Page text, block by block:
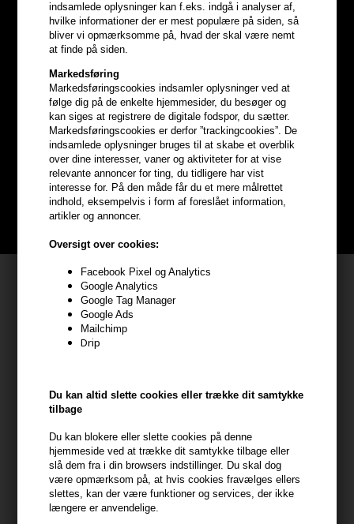
indsamlede oplysninger kan f.eks. indgå i analyser af,
hvilke informationer der er mest populære på siden, så
bliver vi opmærksomme på, hvad der skal være nemt
at finde på siden.
Markedsføring
Markedsføringscookies indsamler oplysninger ved at
følge dig på de enkelte hjemmesider, du besøger og
kan siges at registrere de digitale fodspor, du sætter.
Markedsføringscookies er derfor ”trackingcookies”. De
indsamlede oplysninger bruges til at skabe et overblik
over dine interesser, vaner og aktiviteter for at vise
relevante annoncer for ting, du tidligere har vist
interesse for. På den måde får du et mere målrettet
indhold, eksempelvis i form af foreslået information,
artikler og annoncer.
Oversigt over cookies:
Facebook Pixel og Analytics
Google Analytics
Google Tag Manager
Google Ads
Mailchimp
Drip
Du kan altid slette cookies eller trække dit samtykke
tilbage
Du kan blokere eller slette cookies på denne
hjemmeside ved at trække dit samtykke tilbage eller
slå dem fra i din browsers indstillinger. Du skal dog
være opmærksom på, at hvis cookies fravælges ellers
slettes, kan der være funktioner og services, der ikke
længere er anvendelige.
Optjen5% bonuskronerpå
hele din ordre
Bliv helt gratis en del af vores kundeklub og optjen rabatter når du
handler
BLIV GRATIS MEDLEM HER
Kundeservice
Frisenborgvej 6A
7800 Skive
kundeservice@hair247.dk
Tlf. 23839799 (hverdage 9-14)
Modtag tilbud mm
Tilmeld dig nyhedsbrev - du kan altid afmelde det igen.